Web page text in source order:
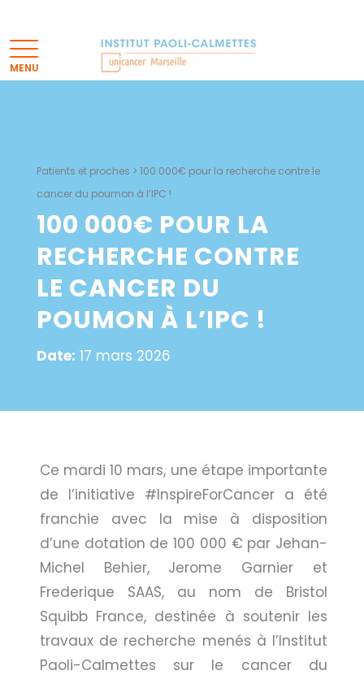
Patients et proches > 100 000€ pour la recherche contre le
cancer du poumon à l’IPC !
100 000€ POUR LA
RECHERCHE CONTRE
LE CANCER DU
POUMON À L’IPC !
Date: 17 mars 2026
Ce mardi 10 mars, une étape importante
de l’initiative #InspireForCancer a été
franchie avec la mise à disposition
d’une dotation de 100 000 € par Jehan-
Michel Behier, Jerome Garnier et
Frederique SAAS, au nom de Bristol
Squibb France, destinée à soutenir les
travaux de recherche menés à l’Institut
Paoli-Calmettes sur le cancer du